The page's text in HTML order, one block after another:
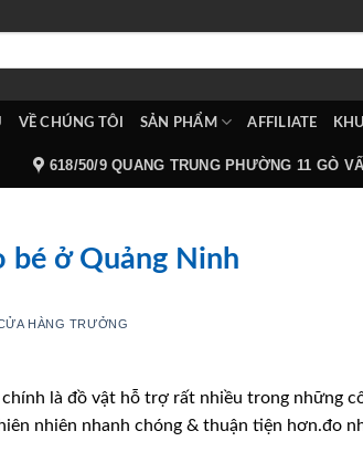
VỀ CHÚNG TÔI SẢN PHẨM AFFILIATE
618/50/9 QUANG TRUNG PHƯỜNG 11 GÒ
bé ở Quảng Ninh
HÀNG TRƯỞNG
là đồ vật hỗ trợ rất nhiều trong những
nhiên nhanh chóng & thuận tiện hơn.đo